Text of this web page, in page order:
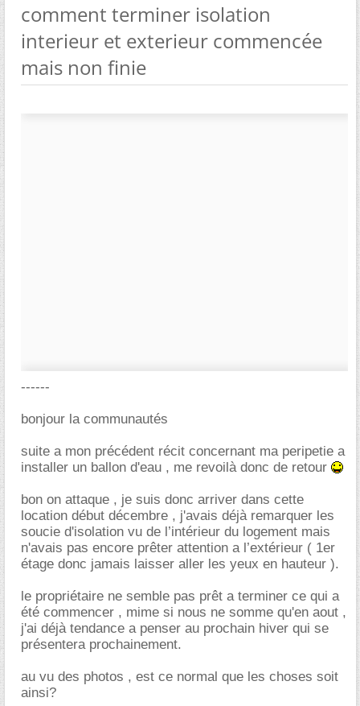
comment terminer isolation
interieur et exterieur commencée
mais non finie
------
bonjour la communautés
suite a mon précédent récit concernant ma peripetie a
installer un ballon d'eau , me revoilà donc de retour
bon on attaque , je suis donc arriver dans cette
location début décembre , j'avais déjà remarquer les
soucie d'isolation vu de l’intérieur du logement mais
n'avais pas encore prêter attention a l’extérieur ( 1er
étage donc jamais laisser aller les yeux en hauteur ).
le propriétaire ne semble pas prêt a terminer ce qui a
été commencer , mime si nous ne somme qu'en aout ,
j'ai déjà tendance a penser au prochain hiver qui se
présentera prochainement.
au vu des photos , est ce normal que les choses soit
ainsi?